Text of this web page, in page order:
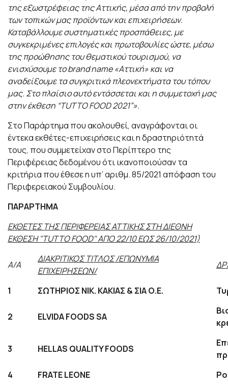
της εξωστρέφειας της Αττικής, μέσα από την προβολή
των τοπικών μας προϊόντων και επιχειρήσεων.
Καταβάλλουμε συστηματικές προσπάθειες, με
συγκεκριμένες επιλογές και πρωτοβουλίες ώστε, μέσω
της προώθησης του θεματικού τουρισμού, να
ενισχύσουμε το brand name «Αττική» και να
αναδείξουμε τα συγκριτικά πλεονεκτήματα του τόπου
μας. Στο πλαίσιο αυτό εντάσσεται και η συμμετοχή μας
στην έκθεση “TUTTO FOOD 2021”».
Στο Παράρτημα που ακολουθεί, αναγράφονται οι
έντεκα εκθέτες-επιχειρήσεις και η δραστηριότητά
τους, που συμμετείχαν στο Περίπτερο της
Περιφέρειας δεδομένου ότι ικανοποιούσαν τα
κριτήρια που έθεσε η υπ’ αριθμ. 85/2021 απόφαση του
Περιφερειακού Συμβουλίου.
ΠΑΡΑΡΤΗΜΑ
ΕΚΘΕΤΕΣ ΤΗΣ ΠΕΡΙΦΕΡΕΙΑΣ ΑΤΤΙΚΗΣ ΣΤΗ ΔΙΕΘΝΗ
ΕΚΘΕΣΗ "TUTTO FOOD" ΑΠΟ 22/10 ΕΩΣ 26/10/2021)
Α/Α
ΔΙΑΚΡΙΤΙΚΟΣ ΤΙΤΛΟΣ /ΕΠΩΝΥΜΙΑ
ΕΠΙΧΕΙΡΗΣΕΩΝ/
1 ΣΩΤΗΡΙΟΣ ΝΙΚ. ΚΑΚΙΑΣ & ΣΙΑ Ο.Ε.
2 ELVIDA FOODS SA
3 HELLAS QUALITY FOODS
4
FRATE LEONE